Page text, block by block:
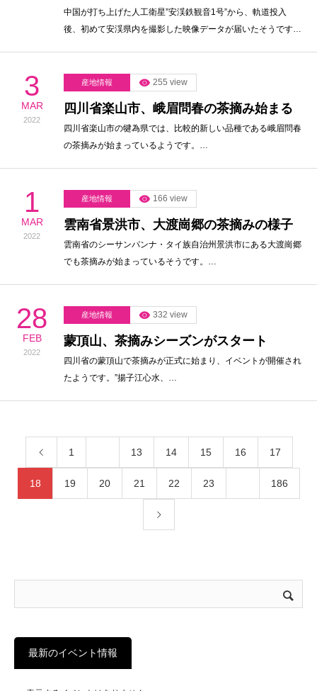
中国が打ち上げた人工衛星”安渓鉄観音1号”から、軌道投入
後、初めて安渓県内を撮影した映像データが届いたそうです…
3
MAR
2022
産地情報 255 view
四川省楽山市、峨眉問春の茶摘み始まる
四川省楽山市の犍為県では、比較的新しい品種である峨眉問春
の茶摘みが始まっているようです。…
1
MAR
2022
産地情報 166 view
雲南省景洪市、大渡崗郷の茶摘みの様子
雲南省のシーサンパンナ・タイ族自治州景洪市にある大渡崗郷
でも茶摘みが始まっているそうです。…
28
FEB
2022
産地情報 332 view
蒙頂山、茶摘みシーズンがスタート
四川省の蒙頂山で茶摘みが正式に始まり、イベントが開催され
たようです。”揚子江心水、…
1 13 14 15 16 17
18 19 20 21 22 23 186
最新のイベント情報